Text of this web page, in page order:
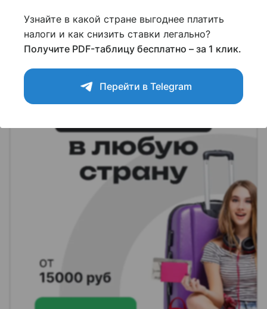
Узнайте в какой стране выгоднее платить
налоги и как снизить ставки легально?
Получите PDF-таблицу бесплатно – за 1 клик.
Перейти в Telegram